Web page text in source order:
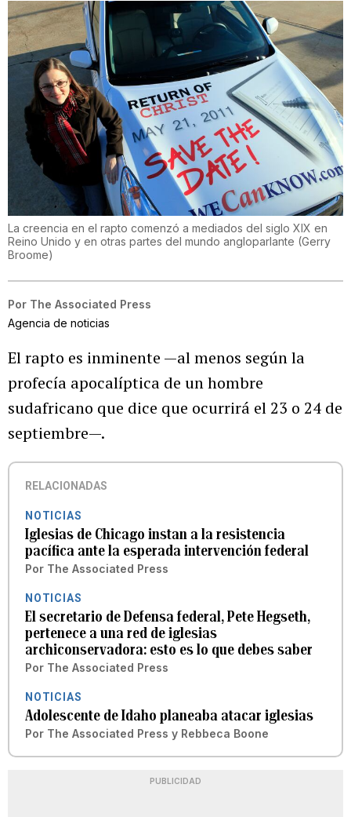
La creencia en el rapto comenzó a mediados del siglo XIX en
Reino Unido y en otras partes del mundo angloparlante (Gerry
Broome)
Por The Associated Press
Agencia de noticias
El rapto es inminente —al menos según la
profecía apocalíptica de un hombre
sudafricano que dice que ocurrirá el 23 o 24 de
septiembre—.
RELACIONADAS
NOTICIAS
Iglesias de Chicago instan a la resistencia
pacífica ante la esperada intervención federal
Por The Associated Press
NOTICIAS
El secretario de Defensa federal, Pete Hegseth,
pertenece a una red de iglesias
archiconservadora: esto es lo que debes saber
Por The Associated Press
NOTICIAS
Adolescente de Idaho planeaba atacar iglesias
Por The Associated Press y Rebbeca Boone
PUBLICIDAD